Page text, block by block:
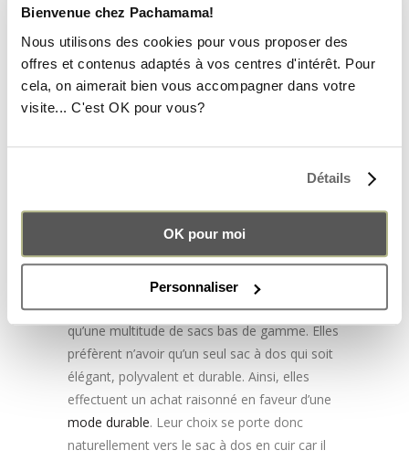
Bienvenue chez Pachamama!
Nous utilisons des cookies pour vous proposer des
offres et contenus adaptés à vos centres d'intérêt. Pour
cela, on aimerait bien vous accompagner dans votre
visite... C'est OK pour vous?
Détails
OK pour moi
Personnaliser
longtemps dans sa garde-robe. En effet, le
cuir est une matière robuste qui se patine et
se bonifie avec le temps. Quand vous achetez
un sac à dos en cuir, vous acheter une pièce
qui vous accompagnera de nombreuses
plus de sens dans leur achat et à avoir une
consommation plus réfléchie, cet argument
prend alors tout son sens. Il explique en partie
le succès du sac à dos femme cuir.
De nos jours, de nombreuses femmes
préfèrent avoir un sac de bonne qualité plutôt
qu’une multitude de sacs bas de gamme. Elles
préfèrent n’avoir qu’un seul sac à dos qui soit
élégant, polyvalent et durable. Ainsi, elles
effectuent un achat raisonné en faveur d’une
mode durable. Leur choix se porte donc
naturellement vers le sac à dos en cuir car il